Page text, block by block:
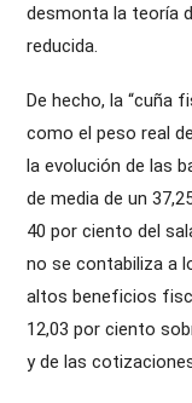
desmonta la teoría
reducida.
De hecho, la “cuña
como el peso real
la evolución de las
de media de un
40 por ciento del
no se contabiliza a
altos beneficios
12,03 por ciento
y de las